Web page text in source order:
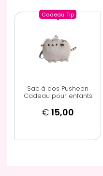
Cadeau Tip
Sac à dos Pusheen
Cadeau pour enfants
€ 15,00